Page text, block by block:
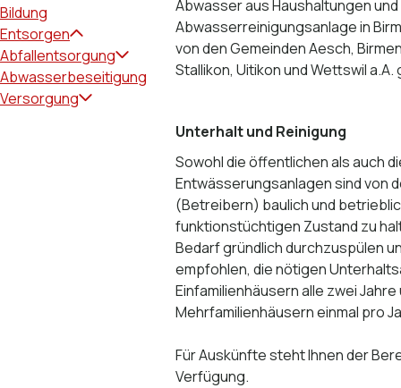
Bildung
Entsorgen
Abfallentsorgung
Abwasserbeseitigung
Versorgung
Abwasseraus Haushaltungen
Abwasserreinigungsanlage in
von den Gemeinden Aesch,
Stallikon, Uitikon und Wettswil
Unterhalt und Reinigung
Sowohl die öffentlichen als auch
Entwässerungsanlagen sind von
(Betreibern) baulich und
funktionstüchtigen Zustand zu
Bedarf gründlich durchzuspülen
empfohlen, die nötigen
Einfamilienhäusern alle zwei Jahre
Mehrfamilienhäusern einmal pro
Für Auskünfte steht Ihnen der
Verfügung.